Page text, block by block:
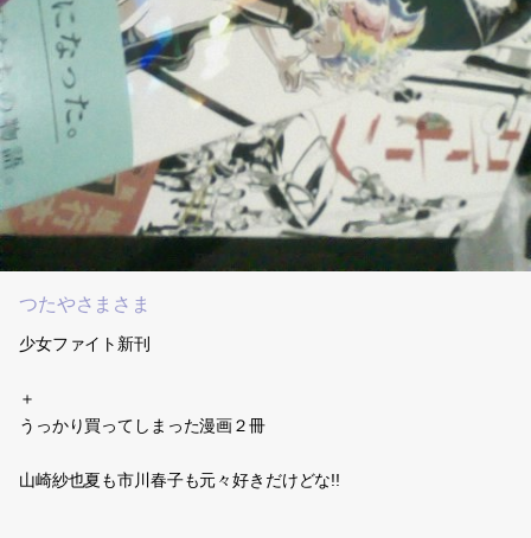
つたやさまさま
少女ファイト新刊
＋
うっかり買ってしまった漫画２冊
山崎紗也夏も市川春子も元々好きだけどな!!